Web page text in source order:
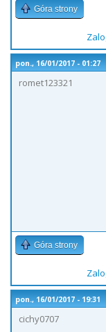
Góra strony
pon., 16/01/2017 - 01:27
romet123321
Góra strony
pon., 16/01/2017 - 19:31
cichy0707